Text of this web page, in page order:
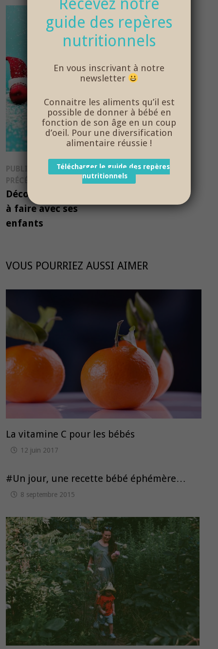
Navigation
de
l’article
PUBLICATION
PRÉCÉDENTE
Publication
Décorations de Noël
à faire avec ses
enfants
VOUS POURRIEZ AUSSI AIMER
La vitamine C pour les bébés
12 juin 2017
#Un jour, une recette bébé éphémère…
8 septembre 2015
guide des repères
nutritionnels
En vous inscrivant à notre
newsletter
Connaitre les aliments qu’il est
possible de donner à bébé en
fonction de son âge en un coup
d’oeil. Pour une diversification
alimentaire réussie !
Télécharger le guide des repères
nutritionnels